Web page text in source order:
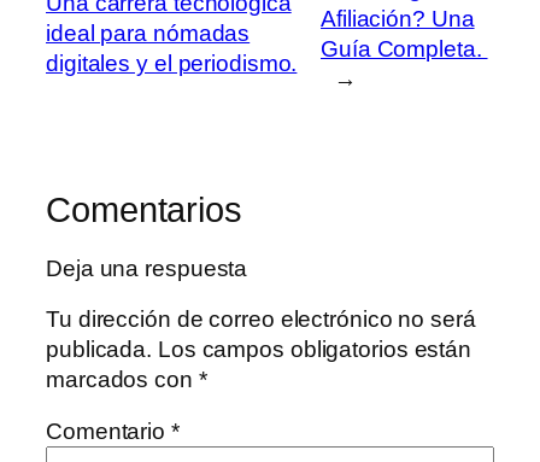
ideal para nómadas
digitales y el periodismo.
Afiliación? Una
Guía Completa.
→
Comentarios
Deja una respuesta
Tu dirección de correo electrónico no será
publicada. Los campos obligatorios están
marcados con *
Comentario *